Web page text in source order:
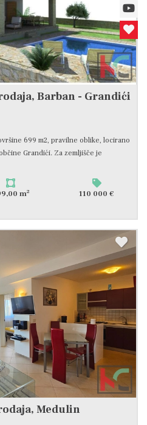
Barban - Grandići
699 m2, pravilne oblike, locirano
Grandići. Za zemljišče je
m2 110 000 €
Medulin